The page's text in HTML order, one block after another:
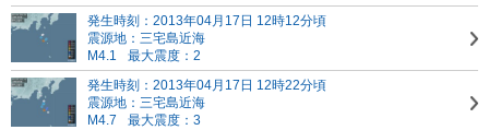
発生時刻：2013年04月17日 12時12分頃
震源地：三宅島近海
M4.1
最大震度：2
発生時刻：2013年04月17日 12時22分頃
震源地：三宅島近海
M4.7
最大震度：3